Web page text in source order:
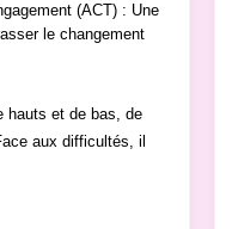
(ACT) : Une
le changement
hauts et de bas, de
aux difficultés, il